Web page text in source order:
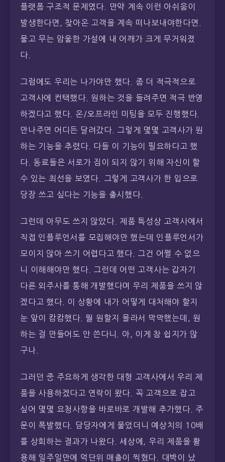
플랫폼 구조적 문제였다. 만약 계속 이런 아쉬움이
발생한다면, 찾아온 고객을 계속 떠나보내야한다면.
물고 무는 암울한 가설에 내 어깨가 크게 무거워졌
다.
그럼에도 우리는 나가야만 했다. 좀 더 적극적으로
고객사에 컨택했다. 원하는 것을 들려주면 적극 반영
하겠다고 했다. 온/오프라인 미팅을 모두 진행했다.
만나주면 어디든 달려갔다. 그렇게 몇몇 고객사가 원
하는 기능을 추렸다. 다들 이 기능이 필요하다고 했
다. 동료들은 서로가 짐이 되지 않기 위해 자신이 할
수 있는 최선을 보였다. 그렇게 고객사가 한 입으로
당장 쓰고 싶다는 기능을 출시했다.
그런데 아무도 쓰지 않았다. 제품 특성상 고객사에서
직접 인플루언서를 모집해야만 했는데 인플루언서가
모이지 않아 쓰기 어렵다고 했다. 그건 어쩔 수 없으
니 이해해야만 했다. 그런데 어떤 고객사는 갑자기
다른 외주사를 통해 개발했다며 우리 제품을 쓰지 않
겠다고 했다. 이 상황에 내가 어떻게 대처해야 할지
눈 앞이 캄캄했다. 뭘 원할지 몰라서 막막했는데, 원
하는 걸 만들어도 안 쓴다니. 아, 이게 참 쉽지가 않
구나.
그러던 중 주요하게 생각한 대형 고객사에서 우리 제
품을 사용하겠다고 연락이 왔다. 꼭 고객으로 잡고
싶어 몇몇 요청사항을 바로바로 개발해 추가했다. 주
문이 폭발했다. 담당자에게 물었더니 예상치의 10배
를 상회하는 결과가 나왔다. 세상에, 우리 제품을 활
용해 일주일만에 억단위 매출이 찍혔다. 대박이 났